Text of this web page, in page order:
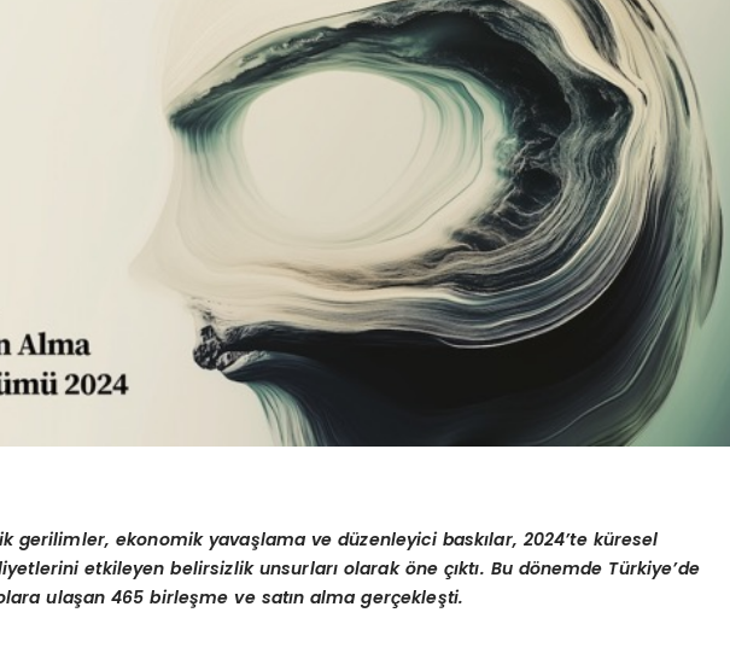
gerilimler, ekonomik yavaşlama ve düzenleyici baskılar, 2024’te küresel
etkileyen belirsizlik unsurları olarak öne çıktı. Bu dönemde Türkiye’de
ulaşan 465 birleşme ve satın alma gerçekleşti.